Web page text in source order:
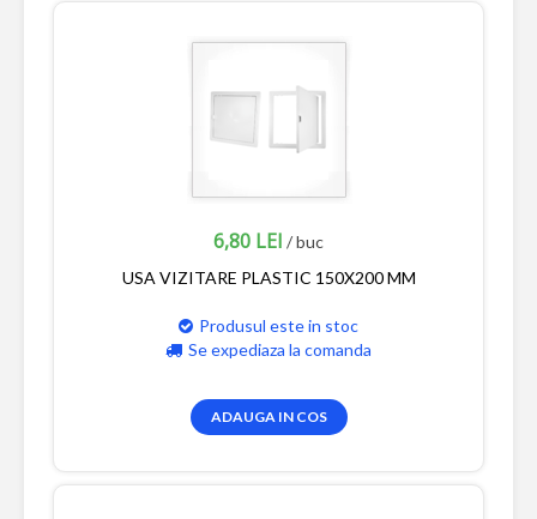
6,80 LEI / buc
USA VIZITARE PLASTIC 150X200 MM
Produsul este in stoc
Se expediaza la comanda
ADAUGA IN COS